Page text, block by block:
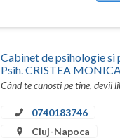
Cabinet de psihologie si
Psih. CRISTEA
Când te cunosti pe tine, devii
0740183746
Cluj-Napoca